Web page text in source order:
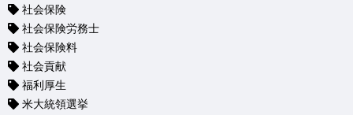
社会保険
社会保険労務士
社会保険料
社会貢献
福利厚生
米大統領選挙